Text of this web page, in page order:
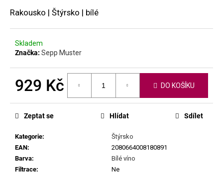
hvězdiček.
Rakousko | Štýrsko | bílé
Skladem
Značka: Sepp Muster
929 Kč DO KOŠÍKU
Kategorie:
Štýrsko
EAN:
2080664008180891
Barva:
Bílé víno
Filtrace:
Ne
Zeptat se Hlídat Sdílet
p
o
u
č
u
m
e
CHRISTIAN
TSCHIDA
LAISSEZ